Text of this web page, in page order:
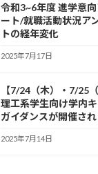
令和3~6年度 進学意
ート/就職活動状況ア
トの経年変化
2025年7月17日
【7/24（木）・7/25（
理工系学生向け学内
ガイダンスが開催され
2025年7月14日